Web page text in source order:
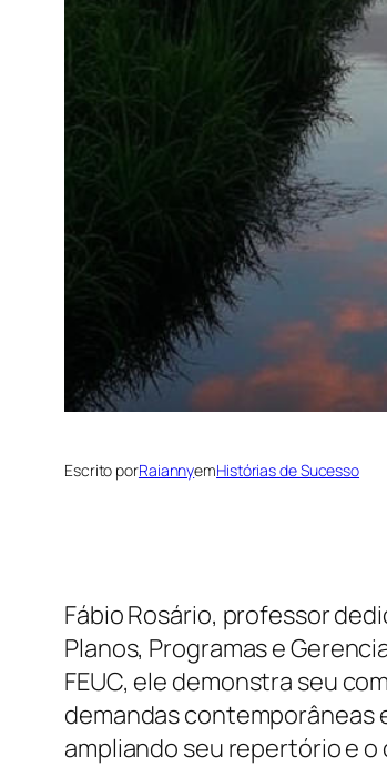
Escrito porRaiannyemHistórias de Sucesso
Fábio Rosário, professor
Planos, Programas e
FEUC, ele demonstra seu
demandas contemporâneas
ampliando seu repertório e